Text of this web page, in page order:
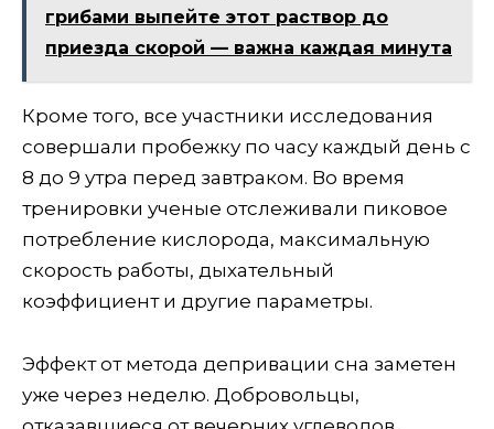
грибами выпейте этот раствор до
приезда скорой — важна каждая минута
Кроме того, все участники исследования
совершали пробежку по часу каждый день с
8 до 9 утра перед завтраком. Во время
тренировки ученые отслеживали пиковое
потребление кислорода, максимальную
скорость работы, дыхательный
коэффициент и другие параметры.
Эффект от метода депривации сна заметен
уже через неделю. Добровольцы,